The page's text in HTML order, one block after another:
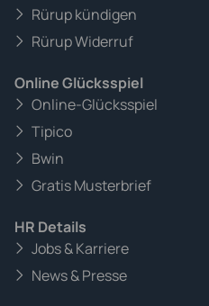
Rürup kündigen
Rürup Widerruf
Online Glücksspiel
Online-Glücksspiel
Tipico
Bwin
Gratis Musterbrief
HR Details
Jobs & Karriere
News & Presse